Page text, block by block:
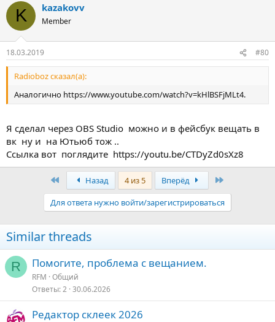
K kazakovv
Member
18.03.2019 #80
Radioboz сказал(а):
Аналогично https://www.youtube.com/watch?v=kHlBSFjMLt4.
Я сделал через OBS Studio можно и в фейсбук вещать в
вк ну и на Ютьюб тож ..
Ссылка вот поглядите https://youtu.be/CTDyZd0sXz8
ПервыйНазад 4 из 5 Вперёд
Для ответа нужно войти/зарегистрироваться
Similar threads
R Помогите, проблема с вещанием.
RFM Общий
Ответы 2 30.06.2026
Редактор склеек 2026